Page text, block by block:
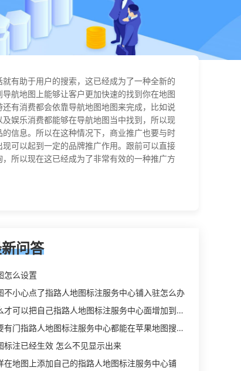
有助于用户的搜索，这已经成为了一种全新的
航地图上能够让客户更加快速的找到你在地图
有消费都会依靠导航地图地图来完成，比如说
娱乐消费都能够在导航地图当中找到，所以现
信息。所以在这种情况下，商业推广也要与时
可以起到一定的品牌推广作用。跟前可以直接
所以现在这已经成为了非常有效的一种推广方
问答
怎么设置
不小心点了指路人地图标注服务中心铺入驻怎么办
怎么才可以把自己指路人地图标注服务中心面增加到吃喝玩乐上
只要有门指路人地图标注服务中心都能在苹果地图搜到吗
标注已经生效 怎么不见显示出来
在地图上添加自己的指路人地图标注服务中心铺